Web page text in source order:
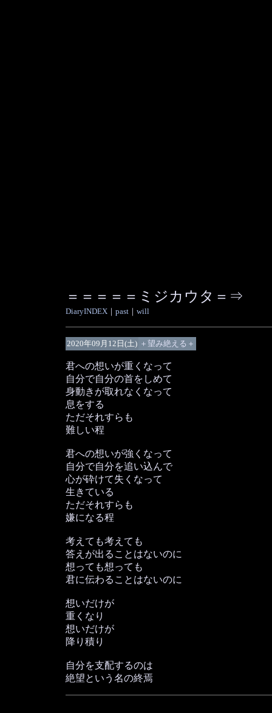
＝＝＝＝＝ミジカウタ＝⇒
DiaryINDEX｜ past｜ will
2020年09月12日(土) ＋望み絶える＋
君への想いが重くなって
自分で自分の首をしめて
身動きが取れなくなって
息をする
ただそれすらも
難しい程
君への想いが強くなって
自分で自分を追い込んで
心が砕けて失くなって
生きている
ただそれすらも
嫌になる程
考えても考えても
答えが出ることはないのに
想っても想っても
君に伝わることはないのに
想いだけが
重くなり
想いだけが
降り積り
自分を支配するのは
絶望という名の終焉